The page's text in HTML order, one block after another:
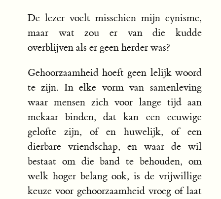
De lezer voelt misschien mijn cynisme,
maar wat zou er van die kudde
overblijven als er geen herder was?
Gehoorzaamheid hoeft geen lelijk woord
te zijn. In elke vorm van samenleving
waar mensen zich voor lange tijd aan
mekaar binden, dat kan een eeuwige
gelofte zijn, of en huwelijk, of een
dierbare vriendschap, en waar de wil
bestaat om die band te behouden, om
welk hoger belang ook, is de vrijwillige
keuze voor gehoorzaamheid vroeg of laat